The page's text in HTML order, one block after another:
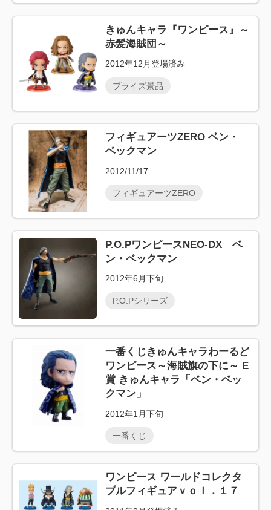
きゅんキャラ『ワンピース』～
赤髪海賊団～
2012年12月登場済み
プライズ景品
フィギュアーツZERO ベン・
ベックマン
2012/11/17
フィギュアーツZERO
P.O.PワンピースNEO-DX ベ
ン・ベックマン
2012年6月下旬
P.O.Pシリーズ
一番くじきゅんキャラわーるど
ワンピース～海賊旗の下に～ E
賞 きゅんキャラ「ベン・ベッ
クマン」
2012年1月下旬
一番くじ
ワンピース ワールドコレクタ
ブルフィギュアｖｏｌ．１７